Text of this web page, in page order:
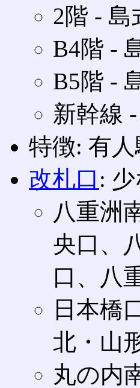
2階 ‐
B4階 ‐
B5階 ‐
新幹線
特徴: 有人
改札口 :
八重洲
央口、
口、八
日本橋
北・山
丸の内